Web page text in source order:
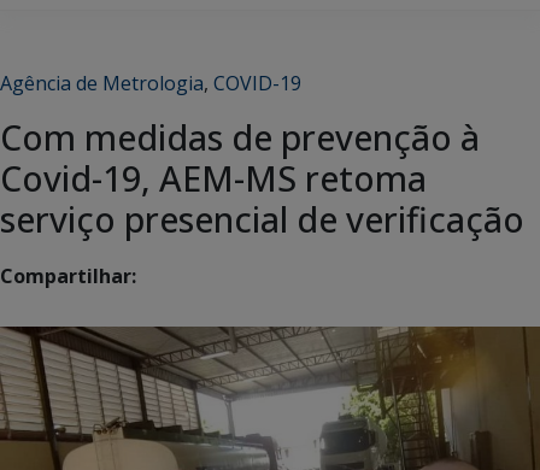
Agência de Metrologia, COVID-19
Com medidas de prevenção à
Covid-19, AEM-MS retoma
serviço presencial de verificação
Compartilhar: